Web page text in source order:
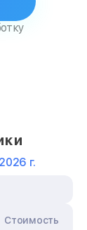
г.
Стоимость